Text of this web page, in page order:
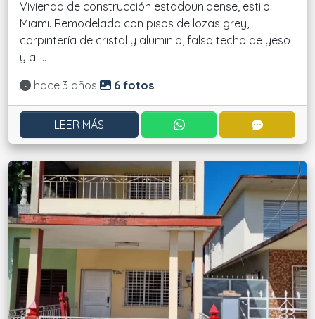
Vivienda de construcción estadounidense, estilo
Miami. Remodelada con pisos de lozas grey,
carpintería de cristal y aluminio, falso techo de yeso
y al....
Actualizado:
hace 3 años 6 fotos
¡LEER MÁS! CONTACTAR POR